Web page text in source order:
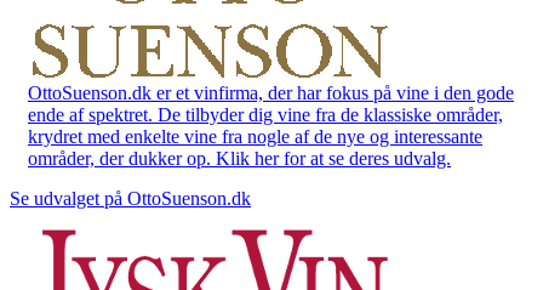
OttoSuenson.dk er et vinfirma, der har fokus på vine i den gode
ende af spektret. De tilbyder dig vine fra de klassiske områder,
krydret med enkelte vine fra nogle af de nye og interessante
områder, der dukker op. Klik her for at se deres udvalg.
Se udvalget på OttoSuenson.dk